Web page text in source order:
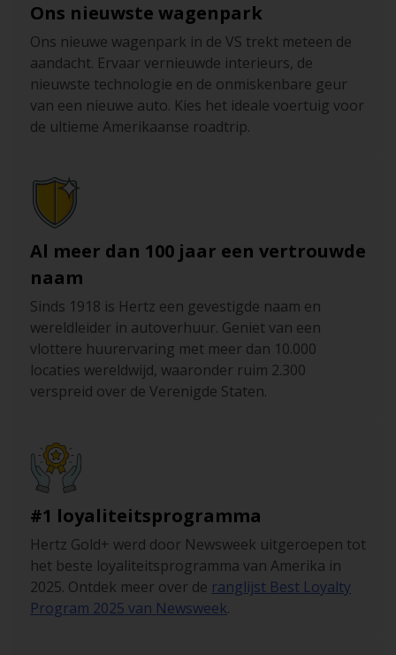
Ons nieuwste wagenpark
Ons nieuwe wagenpark in de VS trekt meteen de
aandacht. Ervaar vernieuwde interieurs, de
nieuwste technologie en de onmiskenbare geur
van een nieuwe auto. Kies het ideale voertuig voor
de ultieme Amerikaanse roadtrip.
Al meer dan 100 jaar een vertrouwde
naam
Sinds 1918 is Hertz een gevestigde naam en
wereldleider in autoverhuur. Geniet van een
vlottere huurervaring met meer dan 10.000
locaties wereldwijd, waaronder ruim 2.300
verspreid over de Verenigde Staten.
#1 loyaliteitsprogramma
Hertz Gold+ werd door Newsweek uitgeroepen tot
het beste loyaliteitsprogramma van Amerika in
2025. Ontdek meer over de ranglijst Best Loyalty
Program 2025 van Newsweek.